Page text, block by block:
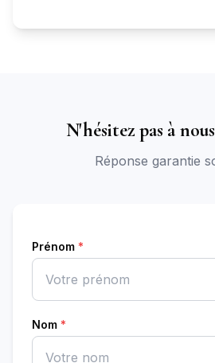
N'hésitez pas à
Réponse garantie
Prénom *
Nom *